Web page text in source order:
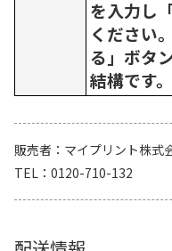
を入力し
ください
る」ボタ
結構です。
販売者
マイプリント株式
TEL
0120-710-132